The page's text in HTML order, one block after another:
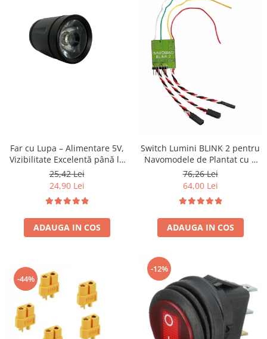
Far cu Lupa – Alimentare 5V,
Vizibilitate Excelentă până la
40m
25,42 Lei
24,90 Lei
ADAUGA IN COS
Switch Lumini BLINK 2 pentru
Navomodele de Plantat cu 2
Cuve – Control Independent
FAR & Lumini, Semnalizare
76,26 Lei
64,00 Lei
ADAUGA IN COS
-44%
-12%